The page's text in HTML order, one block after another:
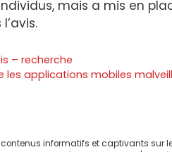
mais a mis en
– recherche
applications mobiles
contenus informatifs et captivants sur